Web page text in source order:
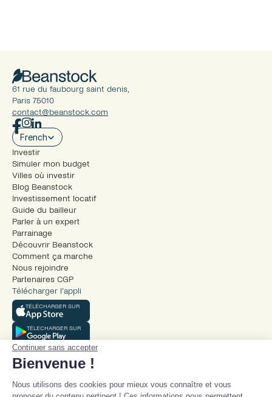
61 rue du faubourg saint denis,
Paris 75010
contact@beanstock.com
Select Language
French
Investir
Simuler mon budget
Villes où investir
Blog Beanstock
Investissement locatif
Guide du bailleur
Parler à un expert
Parrainage
Découvrir Beanstock
Comment ça marche
Nous rejoindre
Partenaires CGP
Télécharger l’appli
TÉLÉCHARGER SUR
TÉLECHARGER SUR
Continuer sans accepter
Bienvenue !
Nous utilisons des cookies pour mieux vous connaître et vous